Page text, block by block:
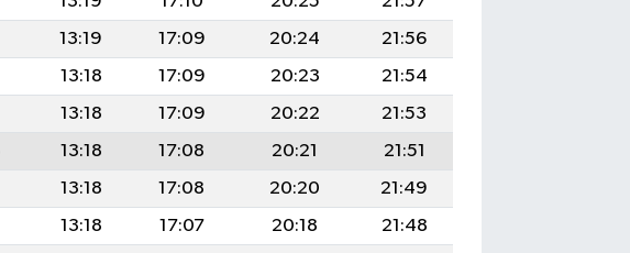
13:19 17:09 20:24
21:56
13:18 17:09 20:23
21:54
13:18 17:09 20:22
21:53
13:18 17:08 20:21
21:51
13:18 17:08 20:20
21:49
13:18 17:07 20:18
21:48